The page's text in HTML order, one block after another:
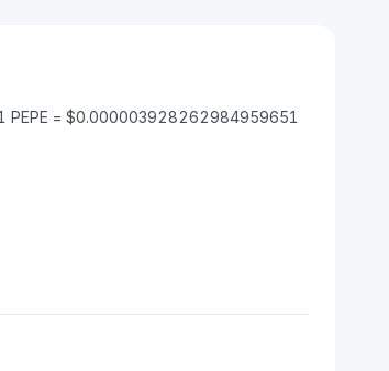
1 PEPE = $0.000003928262984959651